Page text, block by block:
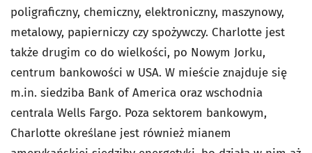
poligraficzny, chemiczny, elektroniczny, maszynowy,
metalowy, papierniczy czy spożywczy. Charlotte jest
także drugim co do wielkości, po Nowym Jorku,
centrum bankowości w USA. W mieście znajduje się
m.in. siedziba Bank of America oraz wschodnia
centrala Wells Fargo. Poza sektorem bankowym,
Charlotte określane jest również mianem